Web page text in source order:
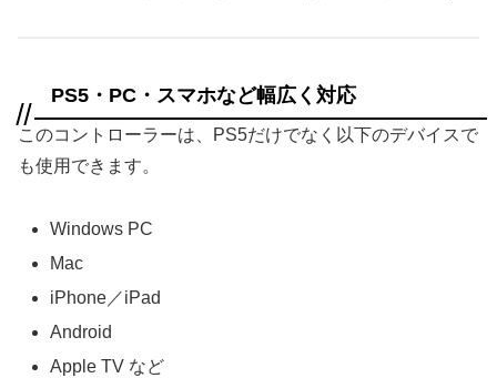
PS5・PC・スマホなど幅広く対応
このコントローラーは、PS5だけでなく以下のデバイスで
も使用できます。
Windows PC
Mac
iPhone／iPad
Android
Apple TV など